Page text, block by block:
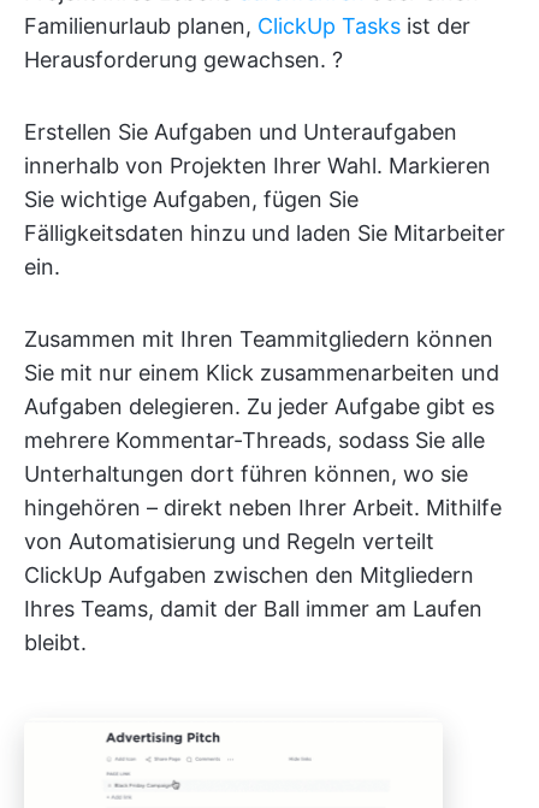
Familienurlaub planen, ClickUp Tasks ist der
Herausforderung gewachsen. ?
Erstellen Sie Aufgaben und Unteraufgaben
innerhalb von Projekten Ihrer Wahl. Markieren
Sie wichtige Aufgaben, fügen Sie
Fälligkeitsdaten hinzu und laden Sie Mitarbeiter
ein.
Zusammen mit Ihren Teammitgliedern können
Sie mit nur einem Klick zusammenarbeiten und
Aufgaben delegieren. Zu jeder Aufgabe gibt es
mehrere Kommentar-Threads, sodass Sie alle
Unterhaltungen dort führen können, wo sie
hingehören – direkt neben Ihrer Arbeit. Mithilfe
von Automatisierung und Regeln verteilt
ClickUp Aufgaben zwischen den Mitgliedern
Ihres Teams, damit der Ball immer am Laufen
bleibt.